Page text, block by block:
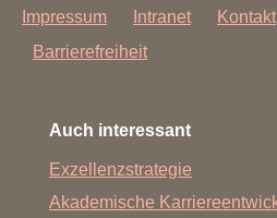
Impressum Intranet Kontakt
Barrierefreiheit
Auch interessant
Exzellenzstrategie
Akademische